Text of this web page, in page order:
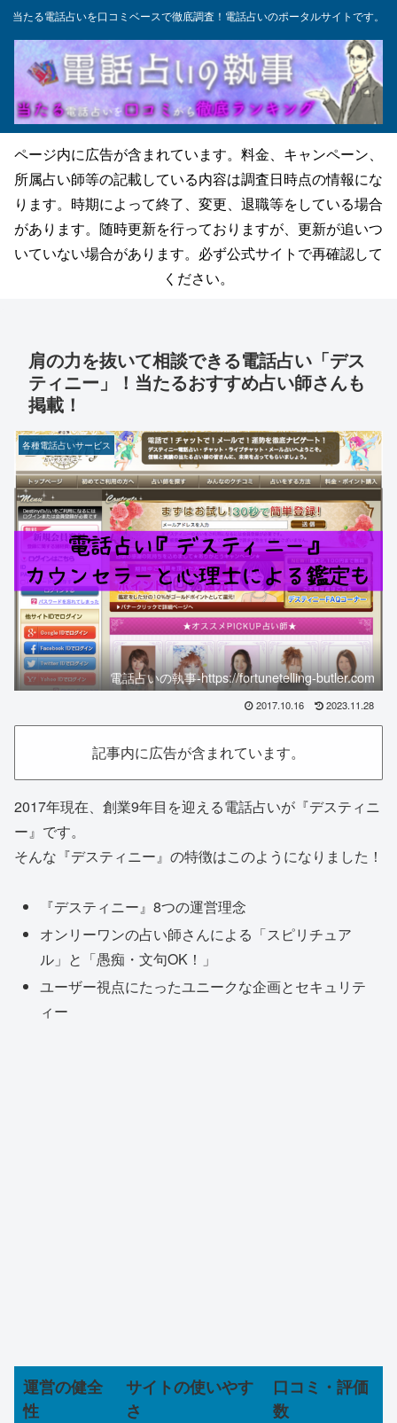
当たる電話占いを口コミベースで徹底調査！電話占いのポータルサイトです。
ページ内に広告が含まれています。料金、キャンペーン、
所属占い師等の記載している内容は調査日時点の情報にな
ります。時期によって終了、変更、退職等をしている場合
があります。随時更新を行っておりますが、更新が追いつ
いていない場合があります。必ず公式サイトで再確認して
ください。
肩の力を抜いて相談できる電話占い「デス
ティニー」！当たるおすすめ占い師さんも
掲載！
各種電話占いサービス
電話占いの執事-https://fortunetelling-butler.com
2017.10.16 2023.11.28
記事内に広告が含まれています。
2017年現在、創業9年目を迎える電話占いが『デスティニ
ー』です。
そんな『デスティニー』の特徴はこのようになりました！
『デスティニー』8つの運営理念
オンリーワンの占い師さんによる「スピリチュア
ル」と「愚痴・文句OK！」
ユーザー視点にたったユニークな企画とセキュリテ
ィー
運営の健全
性
サイトの使いやす
さ
口コミ・評価
数